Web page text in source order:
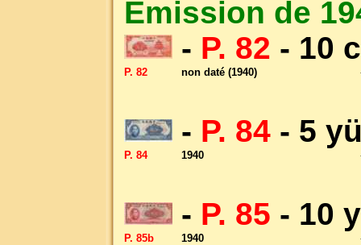
Emission de
- P. 82 - 10
P. 82 non daté (1940)
- P. 84 - 5
P. 84 1940
- P. 85 - 10
P. 85b 1940